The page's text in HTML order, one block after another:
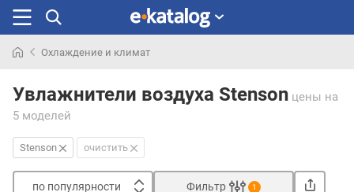
раньше
Охлаждение и климат
Увлажнители воздуха Stenson цены на
5 моделей
Stenson очистить
по популярности Фильтр 1